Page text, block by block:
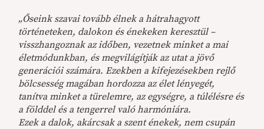
„Őseink szavai tovább élnek a hátrahagyott
történeteken, dalokon és énekeken keresztül –
visszhangoznak az időben, vezetnek minket a mai
életmódunkban, és megvilágítják az utat a jövő
generációi számára. Ezekben a kifejezésekben rejlő
bölcsesség magában hordozza az élet lényegét,
tanítva minket a türelemre, az egységre, a túlélésre és
a földdel és a tengerrel való harmóniára.
Ezek a dalok, akárcsak a szent énekek, nem csupán